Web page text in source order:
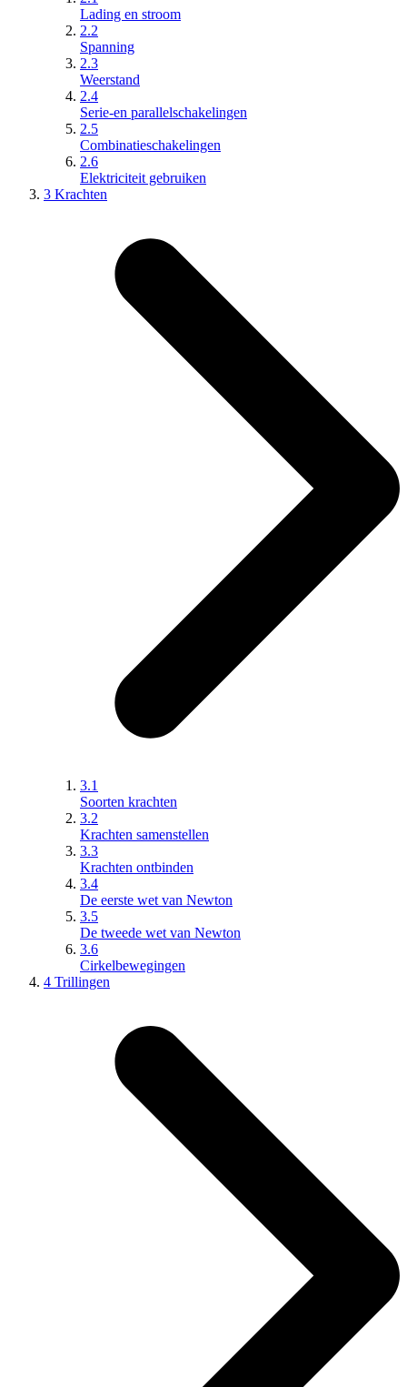
Lading en stroom
2.2
Spanning
2.3
Weerstand
2.4
Serie-en parallelschakelingen
2.5
Combinatieschakelingen
2.6
Elektriciteit gebruiken
3 Krachten
3.1
Soorten krachten
3.2
Krachten samenstellen
3.3
Krachten ontbinden
3.4
De eerste wet van Newton
3.5
De tweede wet van Newton
3.6
Cirkelbewegingen
4 Trillingen